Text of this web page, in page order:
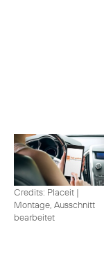
Credits: Placeit |
Montage, Ausschnitt
bearbeitet